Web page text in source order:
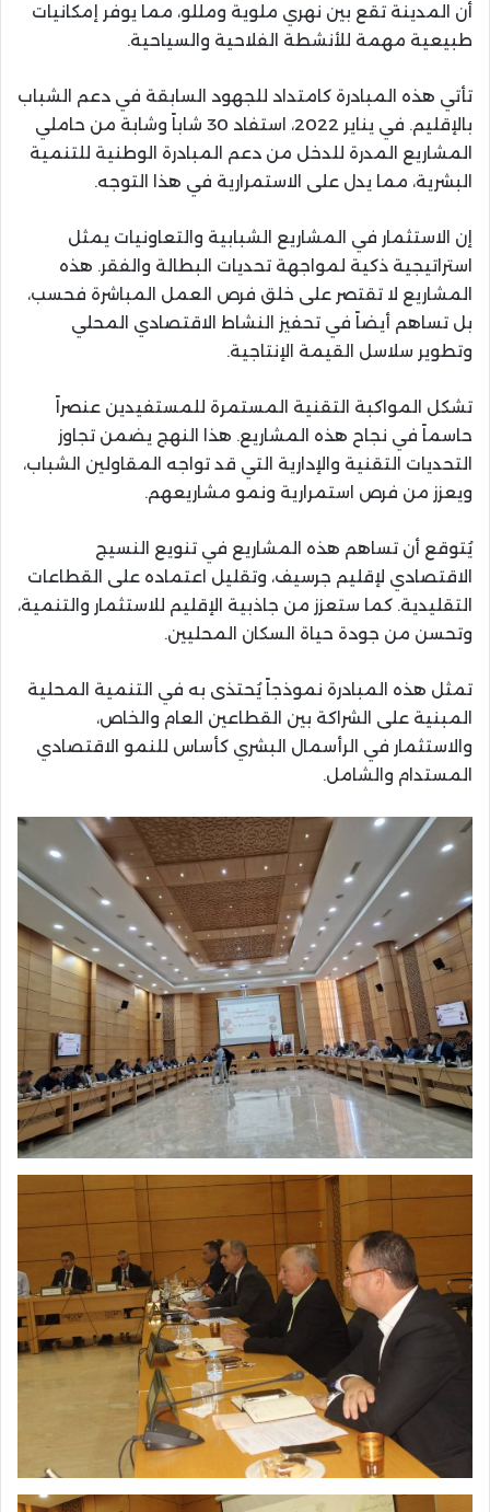
أن المدينة تقع بين نهري ملوية ومللو، مما يوفر إمكانيات
طبيعية مهمة للأنشطة الفلاحية والسياحية.
تأتي هذه المبادرة كامتداد للجهود السابقة في دعم الشباب
بالإقليم. في يناير 2022، استفاد 30 شاباً وشابة من حاملي
المشاريع المدرة للدخل من دعم المبادرة الوطنية للتنمية
البشرية، مما يدل على الاستمرارية في هذا التوجه.
إن الاستثمار في المشاريع الشبابية والتعاونيات يمثل
استراتيجية ذكية لمواجهة تحديات البطالة والفقر. هذه
المشاريع لا تقتصر على خلق فرص العمل المباشرة فحسب،
بل تساهم أيضاً في تحفيز النشاط الاقتصادي المحلي
وتطوير سلاسل القيمة الإنتاجية.
تشكل المواكبة التقنية المستمرة للمستفيدين عنصراً
حاسماً في نجاح هذه المشاريع. هذا النهج يضمن تجاوز
التحديات التقنية والإدارية التي قد تواجه المقاولين الشباب،
ويعزز من فرص استمرارية ونمو مشاريعهم.
يُتوقع أن تساهم هذه المشاريع في تنويع النسيج
الاقتصادي لإقليم جرسيف، وتقليل اعتماده على القطاعات
التقليدية. كما ستعزز من جاذبية الإقليم للاستثمار والتنمية،
وتحسن من جودة حياة السكان المحليين.
تمثل هذه المبادرة نموذجاً يُحتذى به في التنمية المحلية
المبنية على الشراكة بين القطاعين العام والخاص،
والاستثمار في الرأسمال البشري كأساس للنمو الاقتصادي
المستدام والشامل.